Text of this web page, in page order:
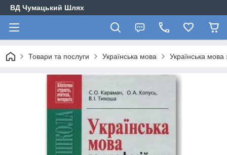
ВД Чумацький Шлях
Товари та послуги Українська мова Українська